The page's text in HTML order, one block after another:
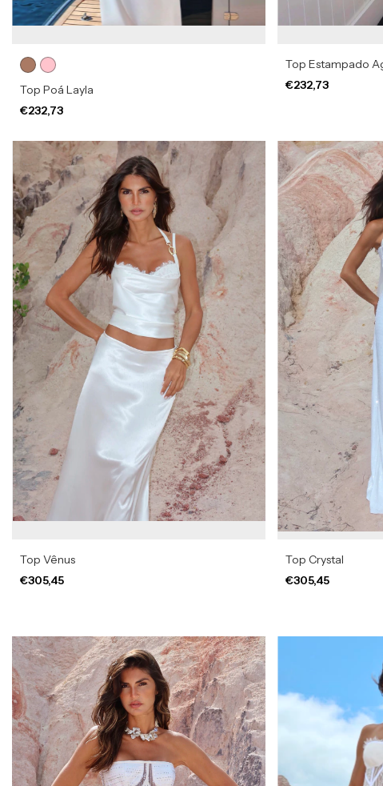
Top Poá Layla
€232,73
Top Estampado
€232,73
Top Vênus
€305,45
Top Crystal
€305,45